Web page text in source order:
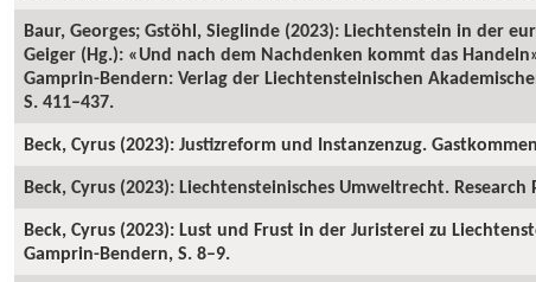
Baur, Georges; Gstöhl, Sieglinde (2023): Liechtenstein in der
Geiger (Hg.): «Und nach dem Nachdenken kommt das
Gamprin-Bendern: Verlag der Liechtensteinischen
S. 411–437.
Beck, Cyrus (2023): Justizreform und Instanzenzug.
Beck, Cyrus (2023): Liechtensteinisches Umweltrecht.
Beck, Cyrus (2023): Lust und Frust in der Juristerei zu
Gamprin-Bendern, S. 8–9.